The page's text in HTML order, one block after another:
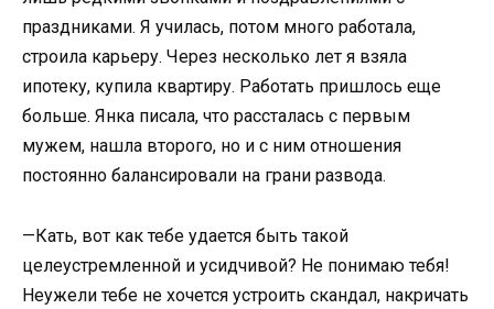
праздниками. Я училась, потом много работала,
строила карьеру. Через несколько лет я взяла
ипотеку, купила квартиру. Работать пришлось еще
больше. Янка писала, что рассталась с первым
мужем, нашла второго, но и с ним отношения
постоянно балансировали на грани развода.
—Кать, вот как тебе удается быть такой
целеустремленной и усидчивой? Не понимаю тебя!
Неужели тебе не хочется устроить скандал, накричать